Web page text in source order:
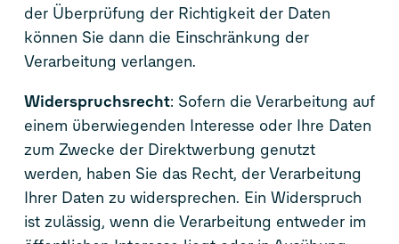
der Überprüfung der Richtigkeit der Daten
können Sie dann die Einschränkung der
Verarbeitung verlangen.
Widerspruchsrecht: Sofern die Verarbeitung auf
einem überwiegenden Interesse oder Ihre Daten
zum Zwecke der Direktwerbung genutzt
werden, haben Sie das Recht, der Verarbeitung
Ihrer Daten zu widersprechen. Ein Widerspruch
ist zulässig, wenn die Verarbeitung entweder im